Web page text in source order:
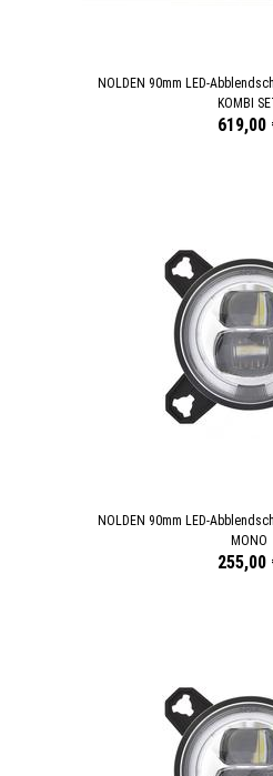
NOLDEN 90mm LED-
KOMBI
619,00
NOLDEN 90mm LED-
MONO
255,00